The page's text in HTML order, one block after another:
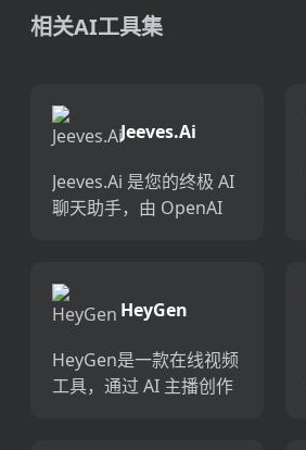
相关AI工具集
Jeeves.Ai
Jeeves.Ai 是您的终极 AI
聊天助手，由 OpenAI
时省力地生成令人惊叹
的文案和答案...
HeyGen
HeyGen是一款在线视频
工具，通过 AI 主播创作